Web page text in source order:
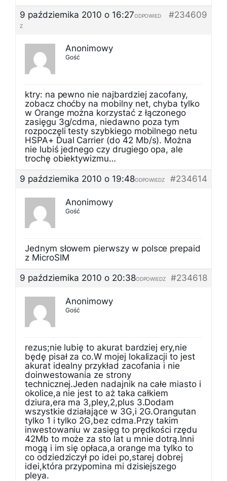
9 października 2010 o 16:27
#234609
ODPOWIED
Z
Anonimowy
Gość
ktry: na pewno nie najbardziej zacofany,
zobacz choćby na mobilny net, chyba tylko
w Orange można korzystać z łączonego
zasięgu 3g/cdma, niedawno poza tym
rozpoczęli testy szybkiego mobilnego netu
HSPA+ Dual Carrier (do 42 Mb/s). Można
nie lubiś jednego czy drugiego opa, ale
trochę obiektywizmu…
9 października 2010 o 19:48
#234614
ODPOWIEDZ
Anonimowy
Gość
Jednym słowem pierwszy w polsce prepaid
z MicroSIM
9 października 2010 o 20:38
#234618
ODPOWIEDZ
Anonimowy
Gość
rezus;nie lubię to akurat bardziej ery,nie
będę pisał za co.W mojej lokalizacji to jest
akurat idealny przykład zacofania i nie
doinwestowania ze strony
technicznej.Jeden nadajnik na całe miasto i
okolice,a nie jest to aż taka całkiem
dziura,era ma 3,pley,2,plus 3.Dodam
wszystkie działające w 3G,i 2G.Orangutan
tylko 1 i tylko 2G,bez cdma.Przy takim
inwestowaniu w zasięg to prędkości rzędu
42Mb to może za sto lat u mnie dotrą.Inni
mogą i im się opłaca,a orange ma tylko to
co odziedziczył po idei po,starej dobrej
idei,która przypomina mi dzisiejszego
pleya.